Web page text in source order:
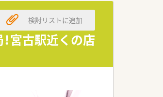
。
。
宮古駅近くの店
検討リストに追加